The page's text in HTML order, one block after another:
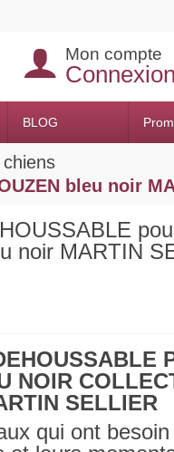
Mon compte
Connexion
BLOG
bleu noir
noir MARTIN
NOIR
SELLIER
qui ont